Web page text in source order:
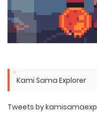
Kami Sama Explorer
Tweets by kamisamaexp